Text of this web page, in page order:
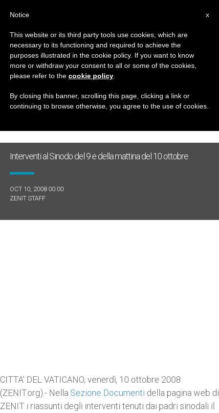
GIORNO
Ottobre 10th, 2008
ULTIME NOTIZIE
Interventi al Sinodo del 9 e della mattina del 10 ottobre
OCT 10, 2008 00:00
ZENIT STAFF
CITTA' DEL VATICANO, venerdì, 10 ottobre 2008
(ZENIT.org).- Nella Sezione Documenti della pagina web di
ZENIT i riassunti degli interventi tenuti dai padri sinodali il
x
Notice
This website or its third party tools use cookies, which are
necessary to its functioning and required to achieve the
purposes illustrated in the cookie policy. If you want to know
more or withdraw your consent to all or some of the cookies,
please refer to the cookie policy
By closing this banner, scrolling this page, clicking a link or
continuing to browse otherwise, you agree to the use of cookies.